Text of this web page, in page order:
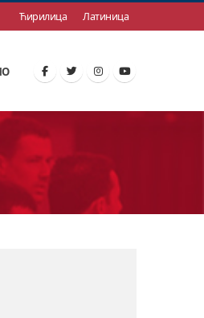
Ћирилица Латиница